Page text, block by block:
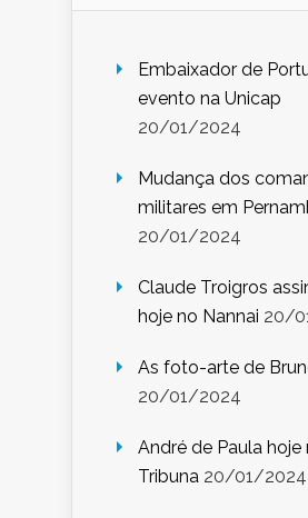
Embaixador de
evento na Unicap
20/01/2024
Mudança dos
militares em
20/01/2024
Claude Troigros
hoje no Nannai 20/
As foto-arte de
20/01/2024
André de Paula hoje
Tribuna 20/01/2024